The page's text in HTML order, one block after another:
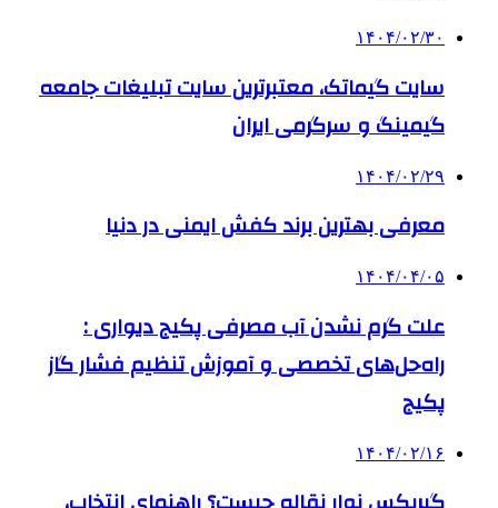
۱۴۰۴/۰۲/۳۰
سایت گیماتک، معتبرترین سایت تبلیغات جامعه
گیمینگ و سرگرمی ایران
۱۴۰۴/۰۲/۲۹
معرفی بهترین برند کفش ایمنی در دنیا
۱۴۰۴/۰۴/۰۵
علت گرم نشدن آب مصرفی پکیج دیواری :
راه‌حل‌های تخصصی و آموزش تنظیم فشار گاز
پکیج
۱۴۰۴/۰۲/۱۶